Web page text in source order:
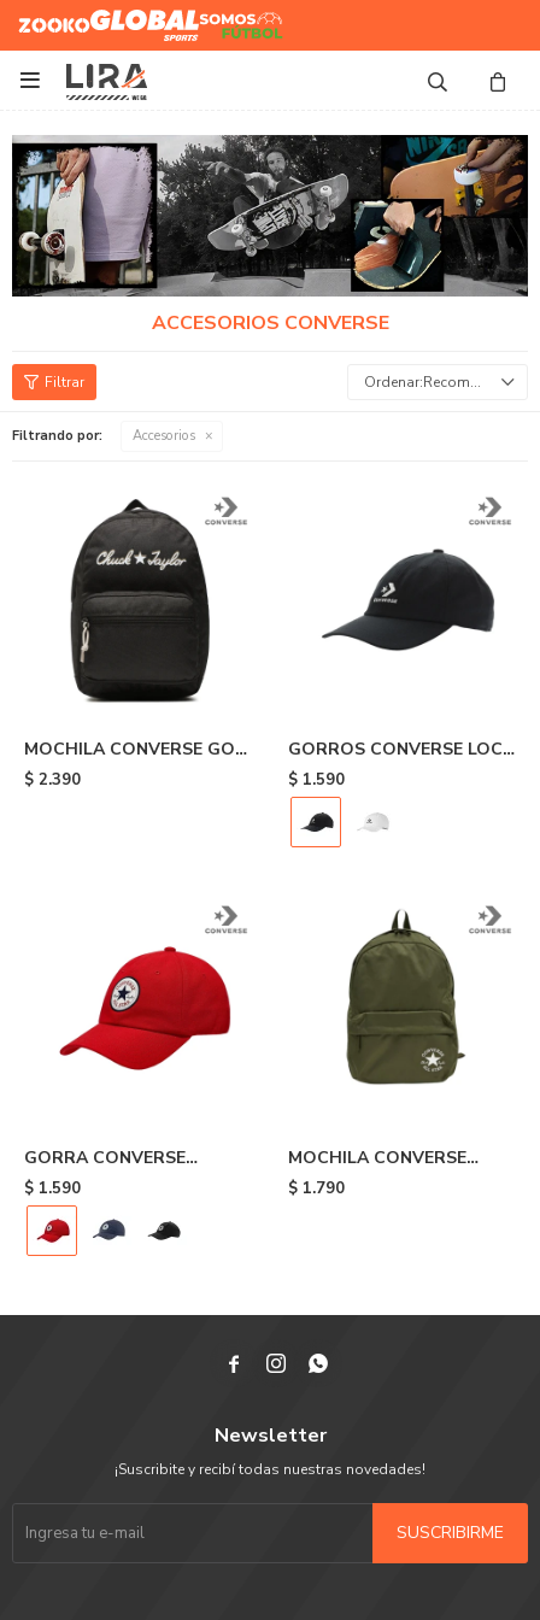
Zooko Global Sports
Somos
Futbol

ACCESORIOS CONVERSE
Recomendados
Filtrando por: Accesorios
MOCHILA CONVERSE GO
CHUCK TAYLOR - Black
$ 2.390
GORROS CONVERSE LOCK
UP - Black
$ 1.590
GORRA CONVERSE
TRIPOFF - Red
$ 1.590
MOCHILA CONVERSE
SPEED 3 - Olive
$ 1.790
  
Newsletter
¡Suscribite y recibí todas nuestras novedades!
SUSCRIBIRME